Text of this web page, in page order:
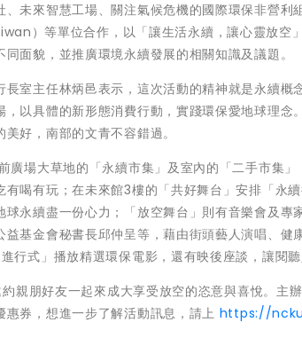
、未來智慧工場、關注氣候危機的國際環保非營
）等單位合作，以「讓生活永續，讓心靈放空
面貌，並推廣環境永續發展的相關知識及議題。
室主任林炳邑表示，這次活動的精神就是永續
以具體的新形態消費行動，實踐環保愛地球理
好，南部的文青不容錯過。
廣場大草地的「永續市集」及室內的「二手市集
有喝有玩；在未來館3樓的「共好舞台」安排「永
球永續盡一份心力；「放空舞台」則有音樂會及
基金會秘書長邱仲呈等，藉由街頭藝人演唱、健
行式」播放精選環保電影，還有映後座談，讓閱聽
親朋好友一起來成大享受放空的恣意與喜悅。主
券，想進一步了解活動訊息，請上 https://